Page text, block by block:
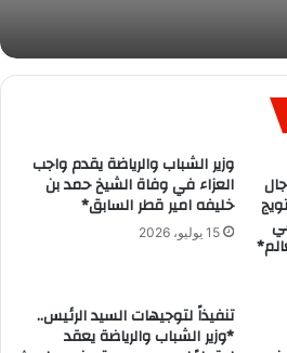
للرجال
وزير الشباب والرياضة يقدم واجب
العزاء في وفاة الشيخ حمد بن
خليفه امير قطر السابق*
15 يوليو، 2026
تنفيذاً لتوجيهات السيد الرئيس..
*وزير الشباب والرياضة يعقد